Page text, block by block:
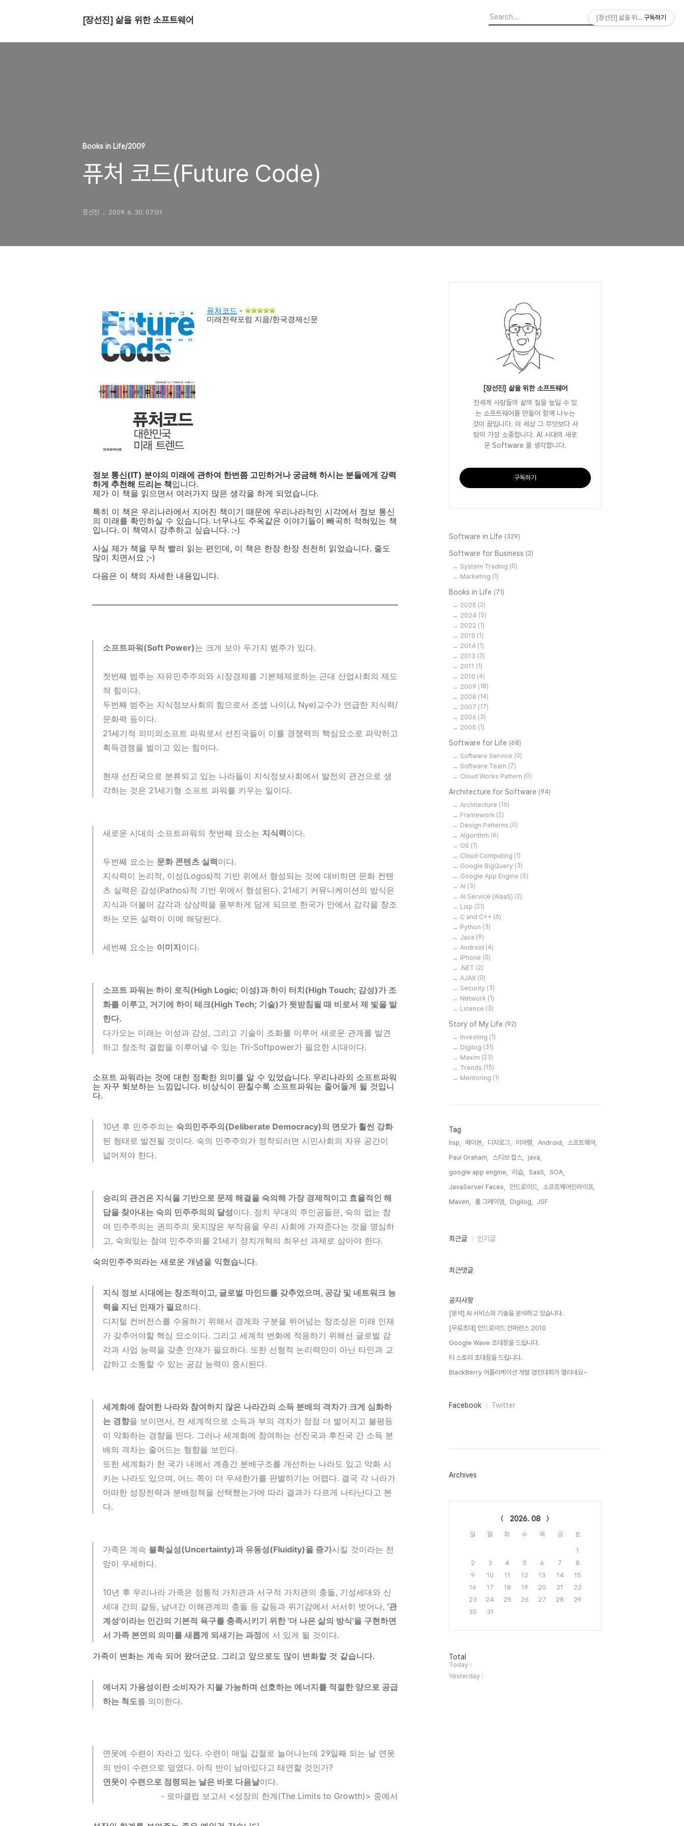
[장선진] 삶을 위한 소프트웨어
Books in Life/2009
퓨처 코드(Future Code)
장선진 2009. 6. 30. 07:01
퓨처코드 -
미래전략포럼 지음/한국경제신문
정보 통신(IT) 분야의 미래에 관하여 한번쯤 고민하거나 궁금해 하시는 분들에게 강력
하게 추천해 드리는 책입니다.
제가 이 책을 읽으면서 여러가지 많은 생각을 하게 되었습니다.
특히 이 책은 우리나라에서 지어진 책이기 때문에 우리나라적인 시각에서 정보 통신
의 미래를 확인하실 수 있습니다. 너무나도 주옥같은 이야기들이 빼곡히 적혀있는 책
입니다. 이 책역시 강추하고 싶습니다. :-)
사실 제가 책을 무척 빨리 읽는 편인데, 이 책은 한장 한장 천천히 읽었습니다. 줄도
많이 치면서요 ;-)
다음은 이 책의 자세한 내용입니다.
소프트파워(Soft Power)는 크게 보아 두가지 범주가 있다.
첫번째 범주는 자유민주주의와 시장경제를 기본체제로하는 근대 산업사회의 제도
적 힘이다.
두번째 범주는 지식정보사회의 힘으로서 조셉 나이(J, Nye)교수가 언급한 지식력/
문화력 등이다.
21세기적 의미의소프트 파워로서 선진국들이 이를 경쟁력의 핵심요소로 파악하고
획득경쟁을 벌이고 있는 힘이다.
현재 선진국으로 분류되고 있는 나라들이 지식정보사회에서 발전의 관건으로 생
각하는 것은 21세기형 소프트 파워를 키우는 일이다.
새로운 시대의 소프트파워의 첫번째 요소는 지식력이다.
두번째 요소는 문화 콘텐츠 실력이다.
지식력이 논리적, 이성(Logos)적 기반 위에서 형성되는 것에 대비하면 문화 컨텐
츠 실력은 감성(Pathos)적 기반 위에서 형성된다. 21세기 커뮤니케이션의 방식은
지식과 더불어 감각과 상상력을 풍부하게 담게 되므로 한국가 안에서 감각을 창조
하는 모든 실력이 이에 해당된다.
세번째 요소는 이미지이다.
소프트 파워는 하이 로직(High Logic; 이성)과 하이 터치(High Touch; 감성)가 조
화를 이루고, 거기에 하이 테크(High Tech; 기술)가 뒷받침될 때 비로서 제 빛을 발
한다.
다가오는 미래는 이성과 감성, 그리고 기술이 조화를 이루어 새로운 관계를 발견
하고 창조적 결합을 이루어낼 수 있는 Tri-Softpower가 필요한 시대이다.
소프트 파워라는 것에 대한 정확한 의미를 알 수 있었습니다. 우리나라의 소프트파워
는 자꾸 퇴보하는 느낌입니다. 비상식이 판칠수록 소프트파워는 줄어들게 될 것입니
다.
10년 후 민주주의는 숙의민주주의(Deliberate Democracy)의 면모가 훨씬 강화
된 형태로 발전될 것이다. 숙의 민주주의가 정착되러면 시민사회의 자유 공간이
넓어져야 한다.
승리의 관건은 지식을 기반으로 문제 해결을 숙의해 가장 경제적이고 효율적인 해
답을 찾아내는 숙의 민주주의의 달성이다. 정치 무대의 주인공들은, 숙의 없는 참
여 민주주의는 권의주의 못지않은 부작용을 우리 사회에 가져준다는 것을 명심하
고, 숙의있는 참여 민주주의를 21세기 정치개혁의 최우선 과제로 삼아야 한다.
숙의민주주의라는 새로운 개념을 익혔습니다.
지식 정보 시대에는 창조적이고, 글로벌 마인드를 갖추었으며, 공감 및 네트워크 능
력을 지닌 인재가 필요하다.
디지털 컨버전스를 수용하기 위해서 경계와 구분을 뛰어넘는 창조성은 미래 인재
가 갖추어야할 핵심 요소이다. 그리고 세계적 변화에 적응하기 위해선 글로벌 감
각과 사업 능력을 갖춘 인재가 필요하다. 또한 선형적 논리력만이 아닌 타인과 교
감하고 소통할 수 있는 공감 능력이 중시된다.
세계화에 참여한 나라와 참여하지 않은 나라간의 소득 분배의 격차가 크게 심화하
는 경향을 보이면서, 전 세계적으로 소득과 부의 격차가 점점 더 벌어지고 불평등
이 악화하는 경향을 띤다. 그러나 세계화에 참여하는 선진국과 후진국 간 소득 분
배의 격차는 줄어드는 형향을 보인다.
또한 세계화가 한 국가 내에서 계층간 분배구조를 개선하는 나라도 있고 악화 시
키는 나라도 있으며, 어느 쪽이 더 우세한가를 판별하기는 어렵다. 결국 각 나라가
어떠한 성장전략과 분배정책을 선택했는가에 따라 결과가 다르게 나타난다고 본
다.
가족은 계속 불확실성(Uncertainty)과 유동성(Fluidity)을 증가시킬 것이라는 전
망이 우세하다.
10년 후 우리나라 가족은 정통적 가치관과 서구적 가치관의 충돌, 기성세대와 신
세대 간의 갈등, 남녀간 이해관계의 충돌 등 갈등과 위기감에서 서서히 벗어나, '관
계성'이라는 인간의 기본적 욕구를 충족시키기 위한 '더 나은 삶의 방식'을 구현하면
서 가족 본연의 의미를 새롭게 되새기는 과정에 서 있게 될 것이다.
가족이 변화는 계속 되어 왔더군요. 그리고 앞으로도 많이 변화할 것 같습니다.
에너지 가용성이란 소비자가 지불 가능하며 선호하는 에너지를 적절한 양으로 공급
하는 척도를 의미한다.
연못에 수련이 자라고 있다. 수련이 매일 갑절로 늘어나는데 29일째 되는 날 연못
의 반이 수련으로 덮였다. 아직 반이 남아있다고 태연할 것인가?
연못이 수련으로 점령되는 날은 바로 다음날이다.
- 로마클럽 보고서 <성장의 한계(The Limits to Growth)> 중에서
[장선진] 삶을 위한 소프트웨어
전세계 사람들의 삶의 질을 높일 수 있
는 소프트웨어를 만들어 함께 나누는
것이 꿈입니다. 이 세상 그 무엇보다 사
람이 가장 소중합니다. AI 시대의 새로
운 Software 를 생각합니다.
구독하기
Software in LIfe (329)
Software for Business (2)
System Trading (0)
Marketing (1)
Books in Life (71)
2025 (2)
2024 (5)
2022 (1)
2015 (1)
2014 (1)
2013 (3)
2011 (1)
2010 (4)
2009 (18)
2008 (14)
2007 (17)
2006 (3)
2005 (1)
Software for Life (68)
Software Service (0)
Software Team (7)
Cloud Works Pattern (0)
Architecture for Software (94)
Architecture (16)
Framework (2)
Design Patterns (0)
Algorithm (6)
OS (1)
Cloud Computing (1)
Google BigQuery (3)
Google App Engine (5)
AI (3)
AI Service (AIaaS) (2)
Lisp (21)
C and C++ (6)
Python (3)
Java (9)
Android (4)
iPhone (0)
.NET (2)
AJAX (0)
Security (3)
Network (1)
License (3)
Story of My Life (92)
Investing (1)
Digilog (31)
Maxim (23)
Trends (15)
Mentoring (1)
Tag
lisp, 메이븐, 디지로그, 이어령, Android,
소프트웨어,
Paul Graham,
스티브 잡스,
java,
google app engine,
리습, SaaS,
SOA,
JavaServer Faces,
안드로이드,
소프트웨어인라이프,
Maven,
폴 그레이엄, Digilog, JSF,
최
인
최근글 인기글
최근댓글
공지사항
[분석] AI 서비스와 기술을 분석하고 있습니다.
[무료초대] 안드로이드 컨퍼런스 2010
Google Wave 초대장을 드립니다.
티 스토리 초대장을 드립니다.
BlackBerry 어플리케이션 개발 경진대회가 열리네요~
페
그
Facebook Twitter
Archives
2026. 08
일 월 화 수 목 금 토
1
2
3 4 5 6 7
8
9
10 11 12 13 14
15
16
17 18 19 20 21
22
23
24 25 26 27 28
29
30
31
방
문
자
수
Total
Today :
Yesterday :
[장선진] 삶을 위한 소프트웨어
구독하기